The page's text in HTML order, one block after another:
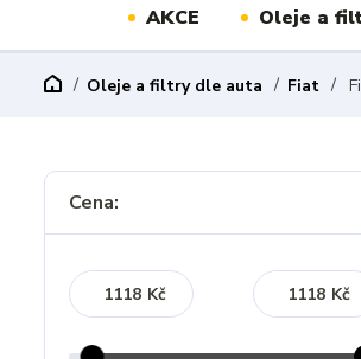
AKCE Oleje a
Oleje a filtry dle auta Fiat
Cena:
Kč Kč